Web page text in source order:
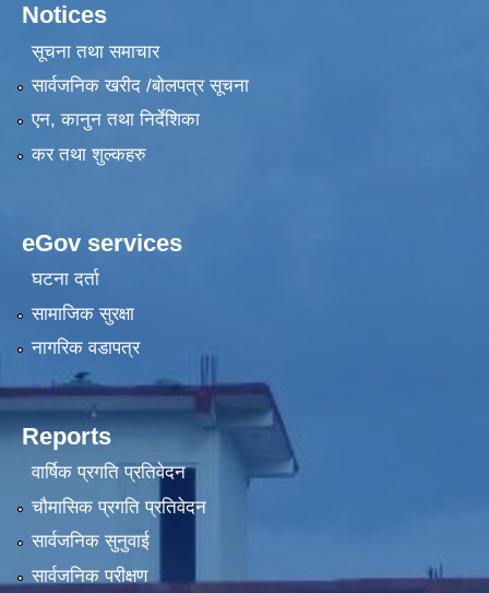
Notices
सूचना तथा समाचार
सार्वजनिक खरीद /बोलपत्र सूचना
एन, कानुन तथा निर्देशिका
कर तथा शुल्कहरु
eGov services
घटना दर्ता
सामाजिक सुरक्षा
नागरिक वडापत्र
Reports
वार्षिक प्रगति प्रतिवेदन
चौमासिक प्रगति प्रतिवेदन
सार्वजनिक सुनुवाई
सार्वजनिक परीक्षण